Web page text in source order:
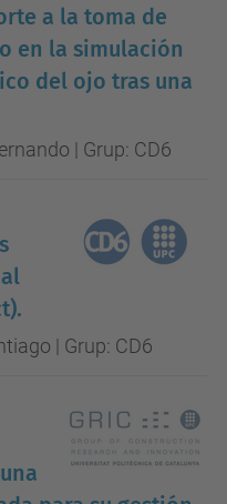
a la toma de
en la simulación
del ojo tras una
| Grup: CD6
| Grup: CD6